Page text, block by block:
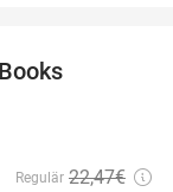
Regulär 22,47€